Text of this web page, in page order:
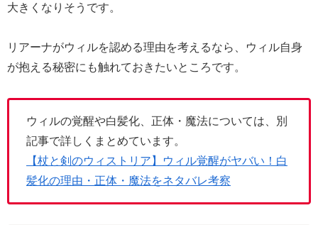
大きくなりそうです。
リアーナがウィルを認める理由を考えるなら、ウィル自身
が抱える秘密にも触れておきたいところです。
ウィルの覚醒や白髪化、正体・魔法については、別
記事で詳しくまとめています。
【杖と剣のウィストリア】ウィル覚醒がヤバい！白
髪化の理由・正体・魔法をネタバレ考察